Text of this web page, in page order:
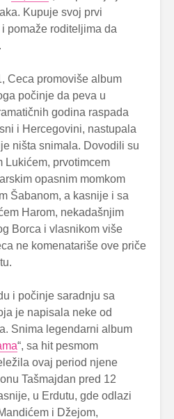
Kupuje svoj prvi
pomaže roditeljima da
Ceca promoviše album
počinje da peva u
godina raspada
i Hercegovini, nastupala
ništa snimala. Dovodili su
Lukićem, prvotimcem
opasnim momkom
Šabanom, a kasnije i sa
Harom, nekadašnjim
Borca i vlasnikom više
ne komenatariše ove priče
i počinje saradnju sa
je napisala neke od
Snima legendarni album
“, sa hit pesmom
ovaj period njene
Tašmajdan pred 12
u Erdutu, gde odlazi
i Džejom,